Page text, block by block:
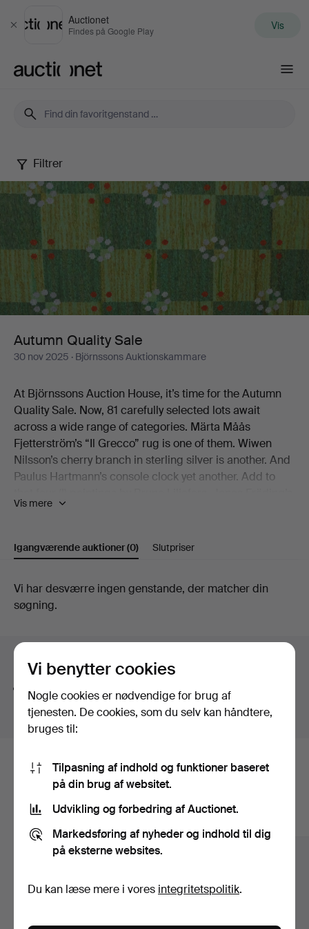
Luk
Auctionet
Findes på Google Play Vis
Autumn
Quality
Sale
Filtrer
Autumn Quality Sale
30 nov 2025 · Björnssons Auktionskammare
At Björnssons Auction House, it’s time for the Autumn
Quality Sale. Now, 81 carefully selected lots await
across a wide range of categories. Märta Måås
Fjetterström’s “Il Grecco” rug is one of them. Wiwen
Nilsson’s cherry branch in sterling silver is another. And
Paulus Hartmann’s console clock yet another. Add to
Playing Children, the jubilee bowl from Royal
Colombo’s graphic play from the early 1970s.
We warmly welcome you to Björnssons Auction House
to discover the rest for yourself!
Viewing 24-28/11 1-5 pm.
Vis mere
Igangværende auktioner(0) Slutpriser
Igangværende
auktioner
Vi har desværre ingen genstande, der matcher din
søgning.
Vi søger automatisk på dele af ord. Søger du efter
bånd, finder vi ogsåarmbåndsur.
Her er genstande fra vores arkiv, der
matcher din søgning
Vi benytter cookies
Nogle cookies er nødvendige for brug af
tjenesten. De cookies, som du selv kan håndtere,
bruges til:
Tilpasning af indhold og funktioner baseret
på din brug af websitet.
Udvikling og forbedring af Auctionet.
Markedsføring af nyheder og indhold til dig
på eksterne websites.
Du kan læse mere i vores integritetspolitik.